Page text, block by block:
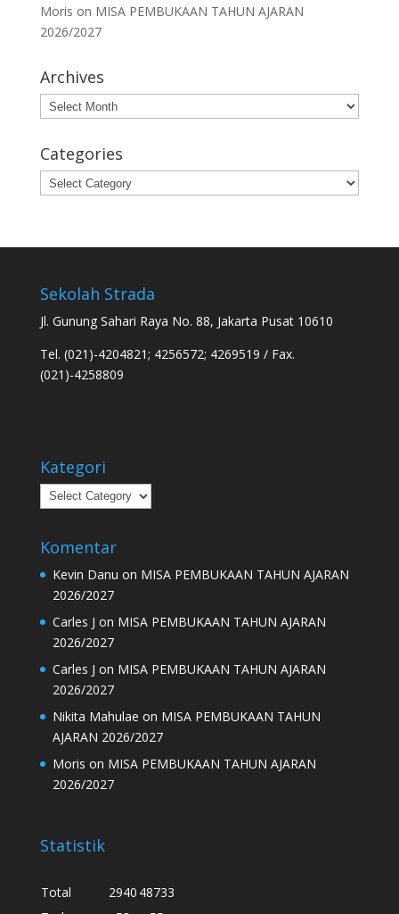
Moris on MISA PEMBUKAAN TAHUN AJARAN
2026/2027
Archives
Archives
Categories
Categories
Sekolah Strada
Jl. Gunung Sahari Raya No. 88, Jakarta Pusat 10610
Tel. (021)-4204821; 4256572; 4269519 / Fax.
(021)-4258809
Kategori
Kategori
Komentar
Kevin Danu on MISA PEMBUKAAN TAHUN AJARAN
2026/2027
Carles J on MISA PEMBUKAAN TAHUN AJARAN
2026/2027
Carles J on MISA PEMBUKAAN TAHUN AJARAN
2026/2027
Nikita Mahulae on MISA PEMBUKAAN TAHUN
AJARAN 2026/2027
Moris on MISA PEMBUKAAN TAHUN AJARAN
2026/2027
Statistik
Total 2940 48733